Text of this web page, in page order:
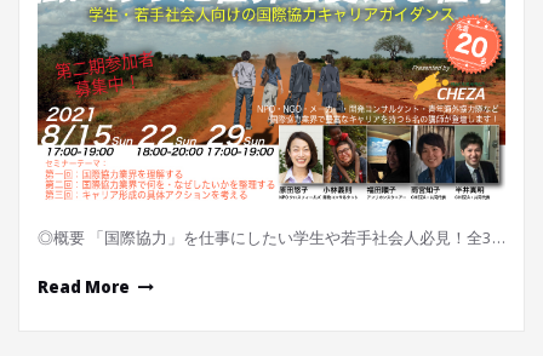
◎概要 「国際協力」を仕事にしたい学生や若手社会人必見！全3…
Read More